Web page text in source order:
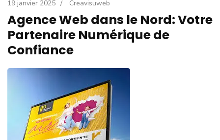
19 janvier 2025 / Creavisuweb
Agence Web dans le Nord: Votre
Partenaire Numérique de
Confiance